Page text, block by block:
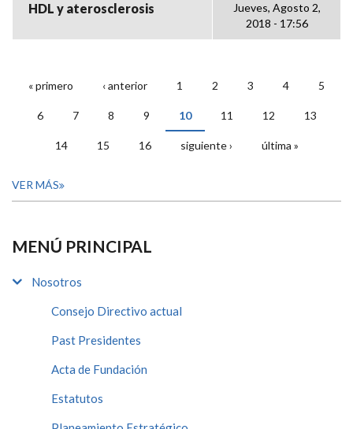
HDL y aterosclerosis
Jueves, Agosto 2,
2018 - 17:56
PÁGINAS
« primero ‹ anterior 1 2 3 4 5
6 7 8 9 10 11 12 13
14 15 16 siguiente › última »
VER MÁS
MENÚ PRINCIPAL
Nosotros
Consejo Directivo actual
Past Presidentes
Acta de Fundación
Estatutos